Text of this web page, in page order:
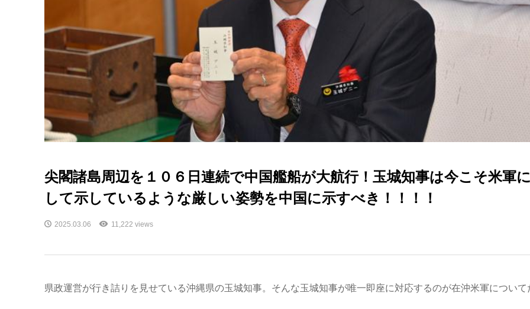
尖閣諸島周辺を１０６日連続で中国艦船が大航行！玉城知事は今こそ米軍
して示しているような厳しい姿勢を中国に示すべき！！！！
2025.03.06 11,222 views
県政運営が行き詰りを見せている沖縄県の玉城知事。そんな玉城知事が唯一即座に対応するのが在沖米軍について